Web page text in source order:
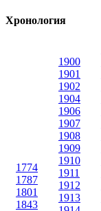
Хронология
1774
1787
1801
1843
1900
1901
1902
1904
1906
1907
1908
1909
1910
1911
1912
1913